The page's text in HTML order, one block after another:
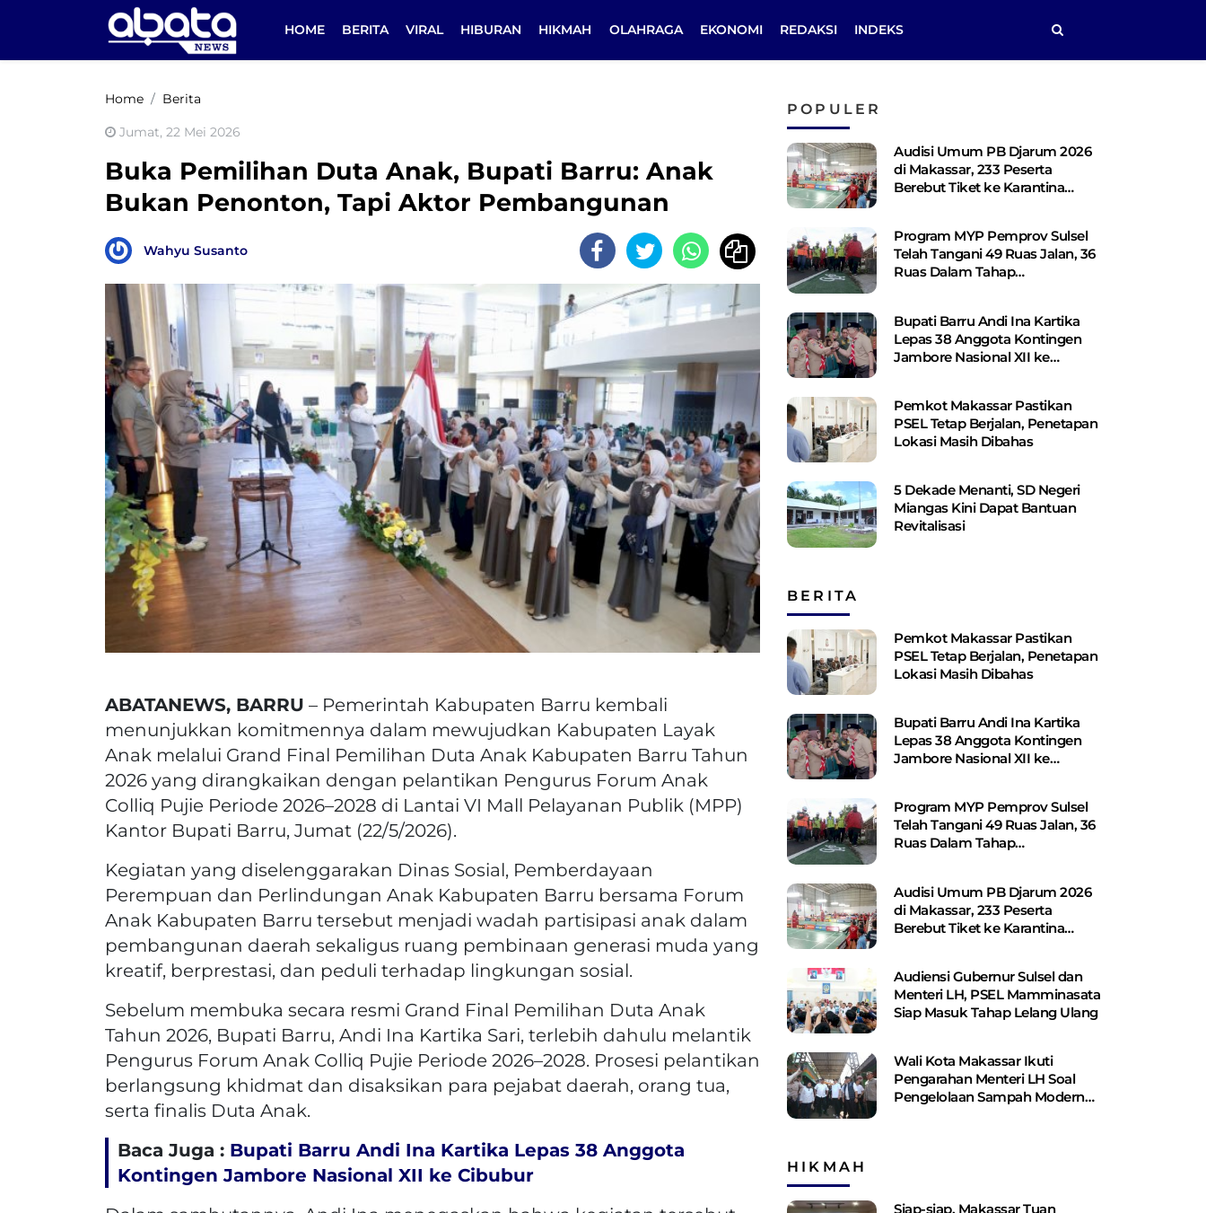
HOME BERITA VIRAL HIBURAN HIKMAH OLAHRAGA EKONOMI REDAKSI INDEKS
Home Berita
Jumat, 22 Mei 2026
Buka Pemilihan Duta Anak, Bupati Barru: Anak
Bukan Penonton, Tapi Aktor Pembangunan
Wahyu Susanto
ABATANEWS, BARRU – Pemerintah Kabupaten Barru kembali
menunjukkan komitmennya dalam mewujudkan Kabupaten Layak
Anak melalui Grand Final Pemilihan Duta Anak Kabupaten Barru Tahun
2026 yang dirangkaikan dengan pelantikan Pengurus Forum Anak
Colliq Pujie Periode 2026–2028 di Lantai VI Mall Pelayanan Publik (MPP)
Kantor Bupati Barru, Jumat (22/5/2026).
Kegiatan yang diselenggarakan Dinas Sosial, Pemberdayaan
Perempuan dan Perlindungan Anak Kabupaten Barru bersama Forum
Anak Kabupaten Barru tersebut menjadi wadah partisipasi anak dalam
pembangunan daerah sekaligus ruang pembinaan generasi muda yang
kreatif, berprestasi, dan peduli terhadap lingkungan sosial.
Sebelum membuka secara resmi Grand Final Pemilihan Duta Anak
Tahun 2026, Bupati Barru, Andi Ina Kartika Sari, terlebih dahulu melantik
Pengurus Forum Anak Colliq Pujie Periode 2026–2028. Prosesi pelantikan
berlangsung khidmat dan disaksikan para pejabat daerah, orang tua,
serta finalis Duta Anak.
Baca Juga : Bupati Barru Andi Ina Kartika Lepas 38 Anggota
Kontingen Jambore Nasional XII ke Cibubur
POPULER
Audisi Umum PB Djarum 2026
di Makassar, 233 Peserta
Berebut Tiket ke Karantina
Program MYP Pemprov Sulsel
Telah Tangani 49 Ruas Jalan, 36
Ruas Dalam Tahap
Bupati Barru Andi Ina Kartika
Lepas 38 Anggota Kontingen
Jambore Nasional XII ke
Pemkot Makassar Pastikan
PSEL Tetap Berjalan, Penetapan
Lokasi Masih Dibahas
5 Dekade Menanti, SD Negeri
Miangas Kini Dapat Bantuan
Revitalisasi
BERITA
Pemkot Makassar Pastikan
PSEL Tetap Berjalan, Penetapan
Lokasi Masih Dibahas
Bupati Barru Andi Ina Kartika
Lepas 38 Anggota Kontingen
Jambore Nasional XII ke
Program MYP Pemprov Sulsel
Telah Tangani 49 Ruas Jalan, 36
Ruas Dalam Tahap
Audisi Umum PB Djarum 2026
di Makassar, 233 Peserta
Berebut Tiket ke Karantina
Audiensi Gubernur Sulsel dan
Menteri LH, PSEL Mamminasata
Siap Masuk Tahap Lelang Ulang
Wali Kota Makassar Ikuti
Pengarahan Menteri LH Soal
Pengelolaan Sampah Modern
HIKMAH
Siap-siap, Makassar Tuan